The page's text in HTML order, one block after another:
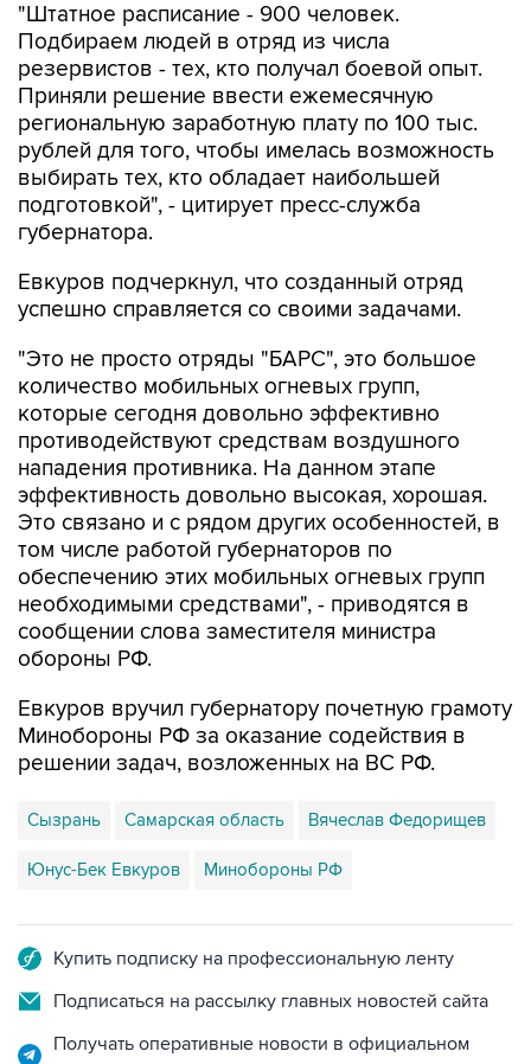
"Штатное расписание - 900 человек.
Подбираем людей в отряд из числа
резервистов - тех, кто получал боевой опыт.
Приняли решение ввести ежемесячную
региональную заработную плату по 100 тыс.
рублей для того, чтобы имелась возможность
выбирать тех, кто обладает наибольшей
подготовкой", - цитирует пресс-служба
губернатора.
Евкуров подчеркнул, что созданный отряд
успешно справляется со своими задачами.
"Это не просто отряды "БАРС", это большое
количество мобильных огневых групп,
которые сегодня довольно эффективно
противодействуют средствам воздушного
нападения противника. На данном этапе
эффективность довольно высокая, хорошая.
Это связано и с рядом других особенностей, в
том числе работой губернаторов по
обеспечению этих мобильных огневых групп
необходимыми средствами", - приводятся в
сообщении слова заместителя министра
обороны РФ.
Евкуров вручил губернатору почетную грамоту
Минобороны РФ за оказание содействия в
решении задач, возложенных на ВС РФ.
Сызрань Самарская область Вячеслав Федорищев
Юнус-Бек Евкуров Минобороны РФ
Купить подписку на профессиональную ленту
Подписаться на рассылку главных новостей сайта
Получать оперативные новости в официальном